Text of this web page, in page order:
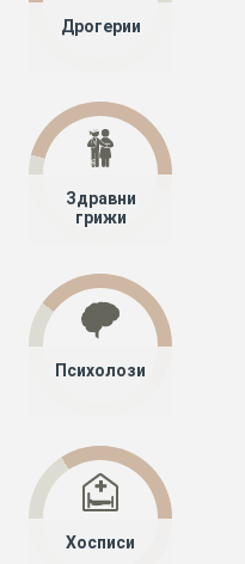
Дрогерии
Здравни
грижи
Психолози
Хосписи